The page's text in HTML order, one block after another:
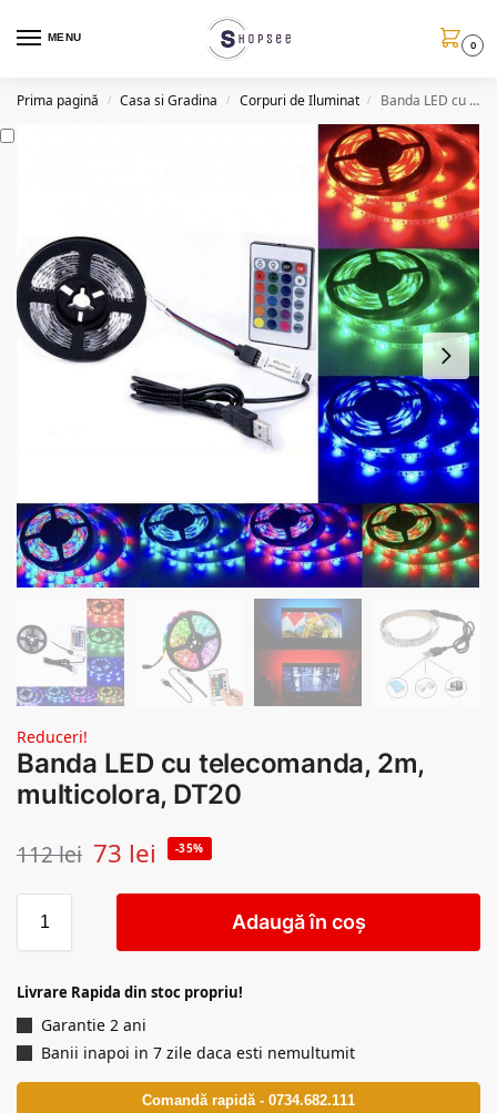
MENU
0
Prima pagină / Casa si Gradina / Corpuri de Iluminat / Banda LED cu telecomanda, 2m, multicolora, DT20
Reduceri!
Banda LED cu telecomanda, 2m,
multicolora, DT20
112lei 73 lei -35%
Adaugă în coș
Livrare Rapida din stoc propriu!
Garantie 2 ani
Banii inapoi in 7 zile daca esti nemultumit
Comandă rapidă - 0734.682.111